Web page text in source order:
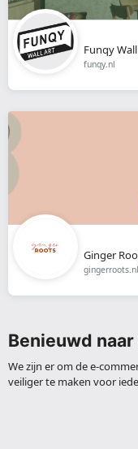
Funqy
funqy.nl
Ginger
gingerroots.nl
Benieuwd
We zijn er om de e-
veiliger te maken voor